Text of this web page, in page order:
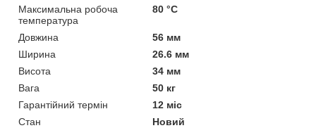
Максимальна робоча
температура
80 °С
Довжина
56 мм
Ширина
26.6 мм
Висота
34 мм
Вага
50 кг
Гарантійний термін
12 міс
Стан
Новий